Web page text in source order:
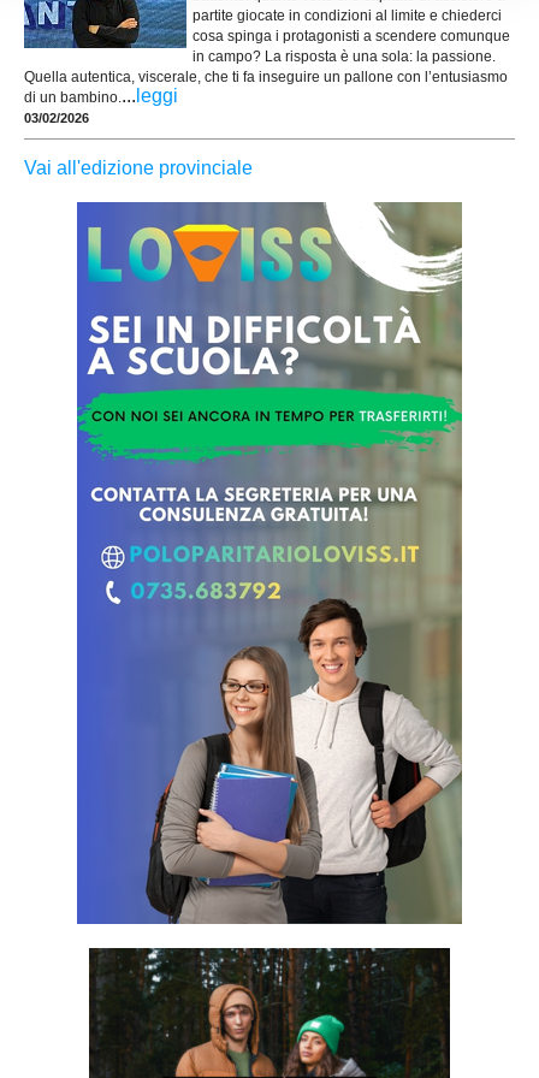
partite giocate in condizioni al limite e chiederci
cosa spinga i protagonisti a scendere comunque
in campo? La risposta è una sola: la passione.
Quella autentica, viscerale, che ti fa inseguire un pallone con l’entusiasmo
di un bambino.... leggi
03/02/2026
Vai all'edizione provinciale